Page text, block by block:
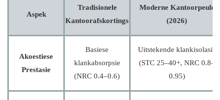
Aspek
Tradisionele
Kantoorafskortings
Moderne Kantoorpeule
(2026)
Akoestiese
Prestasie
Basiese
klankabsorpsie
(NRC 0.4–0.6)
Uitstekende klankisolasie
(STC 25–40+, NRC 0.8–
0.95)